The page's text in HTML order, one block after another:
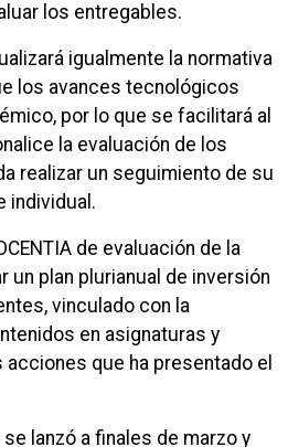
los entregables.
igualmente la normativa
los avances tecnológicos
por lo que se facilitará al
la evaluación de los
realizar un seguimiento de su
individual.
de evaluación de la
un plan plurianual de inversión
vinculado con la
en asignaturas y
que ha presentado el
lanzó a finales de marzo y